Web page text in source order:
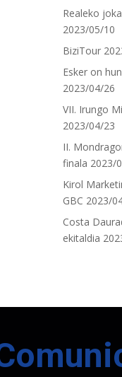
Realeko
2023/05/10
BiziTour
Esker on
2023/04/26
VII. Irungo
2023/04/23
II.
finala 2023/
Kirol
GBC 2023/
Costa
ekitaldia